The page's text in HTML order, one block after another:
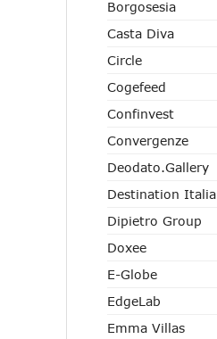
Borgosesia
Casta Diva
Circle
Cogefeed
Confinvest
Convergenze
Deodato.Gallery
Destination Italia
Dipietro Group
Doxee
E-Globe
EdgeLab
Emma Villas